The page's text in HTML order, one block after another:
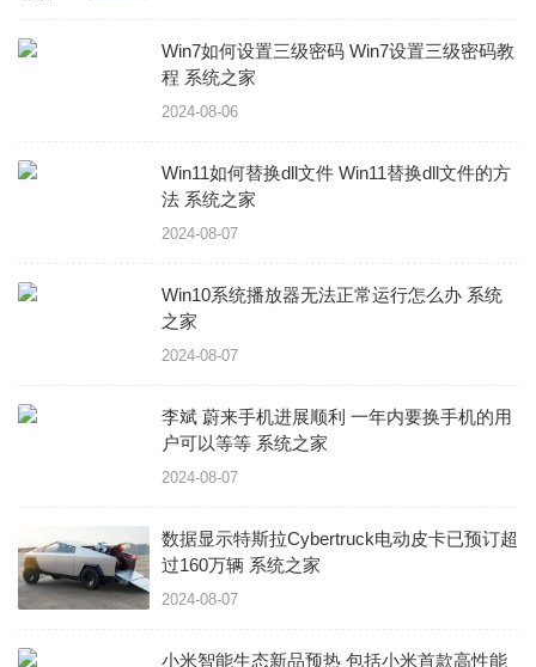
Win7如何设置三级密码 Win7设置三级密码教
程 系统之家
2024-08-06
Win11如何替换dll文件 Win11替换dll文件的方
法 系统之家
2024-08-07
Win10系统播放器无法正常运行怎么办 系统
之家
2024-08-07
李斌 蔚来手机进展顺利 一年内要换手机的用
户可以等等 系统之家
2024-08-07
数据显示特斯拉Cybertruck电动皮卡已预订超
过160万辆 系统之家
2024-08-07
小米智能生态新品预热 包括小米首款高性能